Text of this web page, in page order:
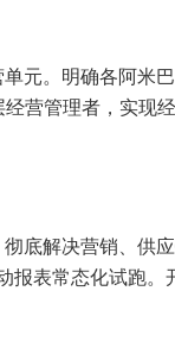
元。明确各阿米
营管理者，实现经
底解决营销、供
表常态化试跑